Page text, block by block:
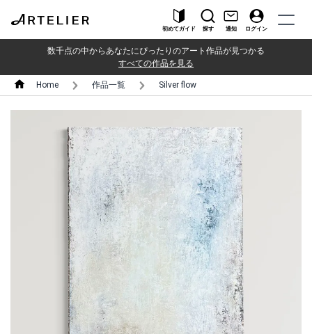
初めてガイド 探す 通知 ログイン
数千点の中からあなたにぴったりのアート作品が見つかる
すべての作品を見る
Home 作品一覧 Silver flow